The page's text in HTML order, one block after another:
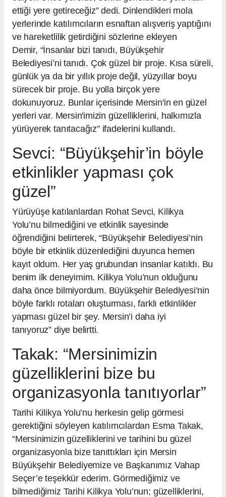
ettiği yere getireceğiz” dedi. Dinlendikleri mola
yerlerinde katılımcıların esnaftan alışveriş yaptığını
ve hareketlilik getirdiğini sözlerine ekleyen
Demir, “İnsanlar bizi tanıdı, Büyükşehir
Belediyesi’ni tanıdı. Çok güzel bir proje. Kısa süreli,
günlük ya da bir yıllık proje değil, yüzyıllar boyu
sürecek bir proje. Bu yolla birçok yere
dokunuyoruz. Bunlar içerisinde Mersin'in en güzel
yerleri var. Mersin'imizin güzelliklerini, halkımızla
yürüyerek tanıtacağız” ifadelerini kullandı.
Sevci: “Büyükşehir’in böyle
etkinlikler yapması çok
güzel”
Yürüyüşe katılanlardan Rohat Sevci, Kilikya
Yolu’nu bilmediğini ve etkinlik sayesinde
öğrendiğini belirterek, “Büyükşehir Belediyesi’nin
böyle bir etkinlik düzenlediğini duyunca hemen
kayıt oldum. Her yaş grubundan insanlar katıldı. Bu
benim ilk deneyimim. Kilikya Yolu’nun olduğunu
daha önce bilmiyordum. Büyükşehir Belediyesi’nin
böyle farklı rotaları oluşturması, farklı etkinlikler
yapması güzel bir şey. Mersin’i daha iyi
tanıyoruz” diye belirtti.
Takak: “Mersinimizin
güzelliklerini bize bu
organizasyonla tanıtıyorlar”
Tarihi Kilikya Yolu’nu herkesin gelip görmesi
gerektiğini söyleyen katılımcılardan Esma Takak,
“Mersinimizin güzelliklerini ve tarihini bu güzel
organizasyonla bize tanıttıkları için Mersin
Büyükşehir Belediyemize ve Başkanımız Vahap
Seçer’e teşekkür ederim. Görmediğimiz ve
bilmediğimiz Tarihi Kilikya Yolu’nun; güzelliklerini,